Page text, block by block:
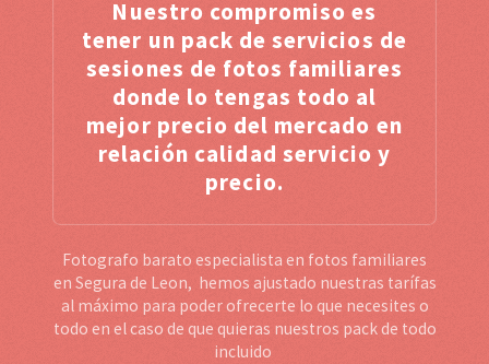
Nuestro compromiso es
tener un pack de servicios de
sesiones de fotos familiares
donde lo tengas todo al
mejor precio del mercado en
relación calidad servicio y
precio.
Fotografo barato especialista en fotos familiares
en Segura de Leon, hemos ajustado nuestras tarífas
al máximo para poder ofrecerte lo que necesites o
todo en el caso de que quieras nuestros pack de todo
incluido